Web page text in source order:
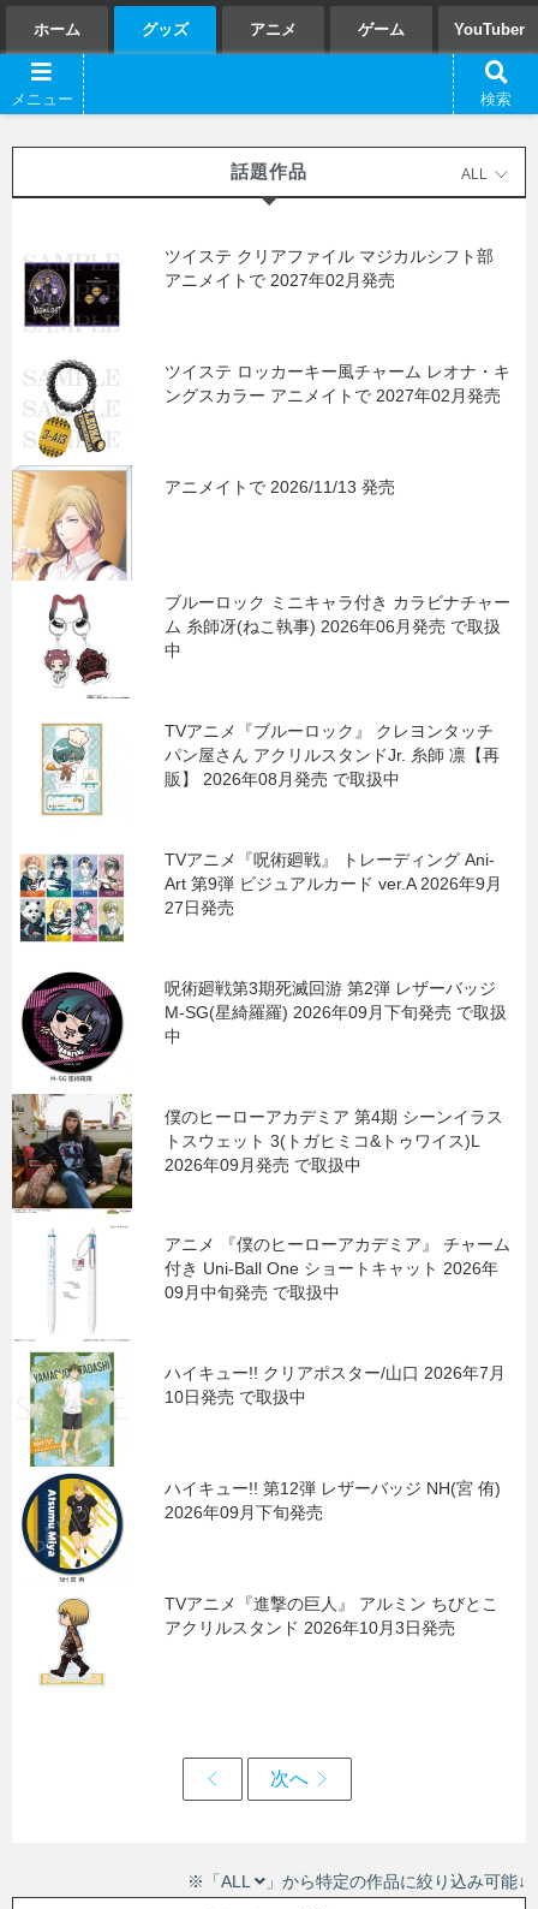
ホーム グッズ アニメ ゲーム YouTuber
話題作品 ALL
ツイステ クリアファイル マジカルシフト部
アニメイトで 2027年02月発売
ツイステ ロッカーキー風チャーム レオナ・キ
ングスカラー アニメイトで 2027年02月発売
アニメイトで 2026/11/13 発売
ブルーロック ミニキャラ付き カラビナチャー
ム 糸師冴(ねこ執事) 2026年06月発売 で取扱
中
TVアニメ『ブルーロック』 クレヨンタッチ
パン屋さん アクリルスタンドJr. 糸師 凛【再
販】 2026年08月発売 で取扱中
TVアニメ『呪術廻戦』 トレーディング Ani-
Art 第9弾 ビジュアルカード ver.A 2026年9月
27日発売
呪術廻戦第3期死滅回游 第2弾 レザーバッジ
M-SG(星綺羅羅) 2026年09月下旬発売 で取扱
中
僕のヒーローアカデミア 第4期 シーンイラス
トスウェット 3(トガヒミコ&トゥワイス)L
2026年09月発売 で取扱中
アニメ 『僕のヒーローアカデミア』 チャーム
付き Uni-Ball One ショートキャット 2026年
09月中旬発売 で取扱中
ハイキュー!! クリアポスター/山口 2026年7月
10日発売 で取扱中
ハイキュー!! 第12弾 レザーバッジ NH(宮 侑)
2026年09月下旬発売
TVアニメ『進撃の巨人』 アルミン ちびとこ
アクリルスタンド 2026年10月3日発売
※「ALL 」から特定の作品に絞り込み可能↓